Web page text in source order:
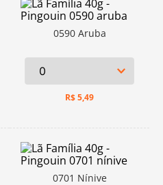
0590 Aruba
R$5,49
0701 Nínive